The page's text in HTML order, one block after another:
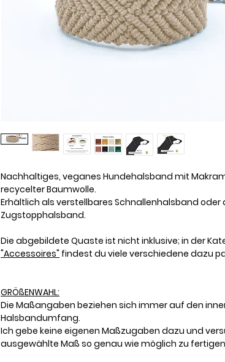
Nachhaltiges, veganes Hundehalsband mit
recycelter Baumwolle.
Erhältlich als verstellbares Schnallenhalsband oder
Zugstopphalsband.
Die abgebildete Quaste ist nicht inklusive; in der
"Accessoires" findest du viele verschiedene dazu
GRÖßENWAHL:
Die Maßangaben beziehen sich immer auf den
Halsbandumfang.
Ich gebe keine eigenen Maßzugaben dazu und
ausgewählte Maß so genau wie möglich zu